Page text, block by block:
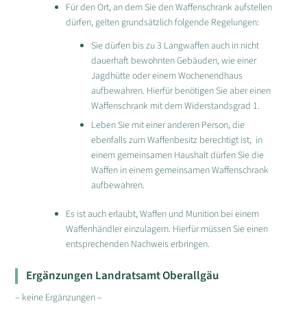
Für den Ort, an dem Sie den Waffenschrank aufstellen
dürfen, gelten grundsätzlich folgende Regelungen:
Sie dürfen bis zu 3 Langwaffen auch in nicht
dauerhaft bewohnten Gebäuden, wie einer
Jagdhütte oder einem Wochenendhaus
aufbewahren. Hierfür benötigen Sie aber einen
Waffenschrank mit dem Widerstandsgrad 1.
Leben Sie mit einer anderen Person, die
ebenfalls zum Waffenbesitz berechtigt ist, in
einem gemeinsamen Haushalt dürfen Sie die
Waffen in einem gemeinsamen Waffenschrank
aufbewahren.
Es ist auch erlaubt, Waffen und Munition bei einem
Waffenhändler einzulagern. Hierfür müssen Sie einen
entsprechenden Nachweis erbringen.
Ergänzungen Landratsamt Oberallgäu
– keine Ergänzungen –